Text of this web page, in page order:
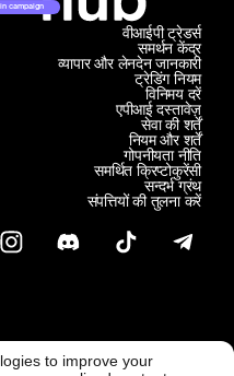
campaign
समर्थन केंद्र
व्यापार और लेनदेन जानकारी
वीआईपी ट्रेडर्स
ट्रेडिंग नियम
विनिमय दरें
एपीआई दस्तावेज़
सेवा की शर्तें
नियम और शर्तें
गोपनीयता नीति
समर्थित क्रिप्टोकुरेंसी
सन्दर्भ ग्रंथ
संपत्तियों की तुलना करें
to improve your